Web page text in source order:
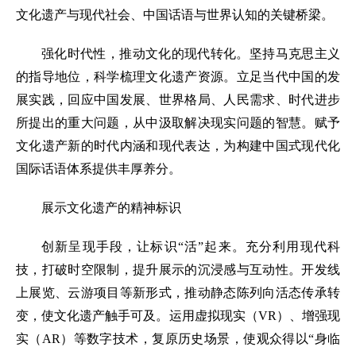
文化遗产与现代社会、中国话语与世界认知的关键桥梁。
强化时代性，推动文化的现代转化。坚持马克思主义
的指导地位，科学梳理文化遗产资源。立足当代中国的发
展实践，回应中国发展、世界格局、人民需求、时代进步
所提出的重大问题，从中汲取解决现实问题的智慧。赋予
文化遗产新的时代内涵和现代表达，为构建中国式现代化
国际话语体系提供丰厚养分。
展示文化遗产的精神标识
创新呈现手段，让标识“活”起来。充分利用现代科
技，打破时空限制，提升展示的沉浸感与互动性。开发线
上展览、云游项目等新形式，推动静态陈列向活态传承转
变，使文化遗产触手可及。运用虚拟现实（VR）、增强现
实（AR）等数字技术，复原历史场景，使观众得以“身临